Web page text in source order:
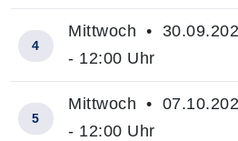
4
Mittwoch •
- 12:00 Uhr
5
Mittwoch •
- 12:00 Uhr